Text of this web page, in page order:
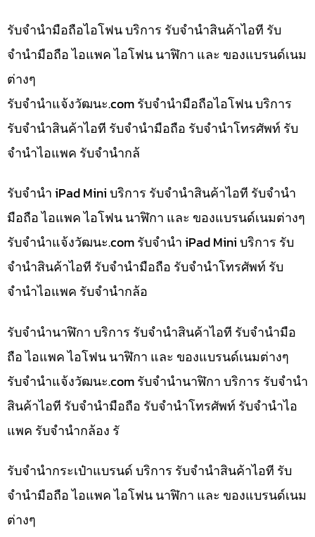
รับจำนำมือถือไอโฟน บริการ รับจำนำสินค้าไอที รับ
จำนำมือถือ ไอแพค ไอโฟน นาฬิกา และ ของแบรนด์เนม
ต่างๆ
รับจํานําแจ้งวัฒนะ.com รับจำนำมือถือไอโฟน บริการ
รับจำนำสินค้าไอที รับจำนำมือถือ รับจำนำโทรศัพท์ รับ
จำนำไอแพค รับจำนำกล้
รับจำนำ iPad Mini บริการ รับจำนำสินค้าไอที รับจำนำ
มือถือ ไอแพค ไอโฟน นาฬิกา และ ของแบรนด์เนมต่างๆ
รับจํานําแจ้งวัฒนะ.com รับจำนำ iPad Mini บริการ รับ
จำนำสินค้าไอที รับจำนำมือถือ รับจำนำโทรศัพท์ รับ
จำนำไอแพค รับจำนำกล้อ
รับจำนำนาฬิกา บริการ รับจำนำสินค้าไอที รับจำนำมือ
ถือ ไอแพค ไอโฟน นาฬิกา และ ของแบรนด์เนมต่างๆ
รับจํานําแจ้งวัฒนะ.com รับจำนำนาฬิกา บริการ รับจำนำ
สินค้าไอที รับจำนำมือถือ รับจำนำโทรศัพท์ รับจำนำไอ
แพค รับจำนำกล้อง รั
รับจำนำกระเป๋าแบรนด์ บริการ รับจำนำสินค้าไอที รับ
จำนำมือถือ ไอแพค ไอโฟน นาฬิกา และ ของแบรนด์เนม
ต่างๆ